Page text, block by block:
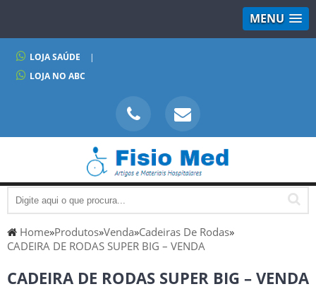
MENU
LOJA SAÚDE
|
LOJA NO ABC
Home»Produtos»Venda»Cadeiras De Rodas»
CADEIRA DE RODAS SUPER BIG – VENDA
CADEIRA DE RODAS SUPER BIG – VENDA